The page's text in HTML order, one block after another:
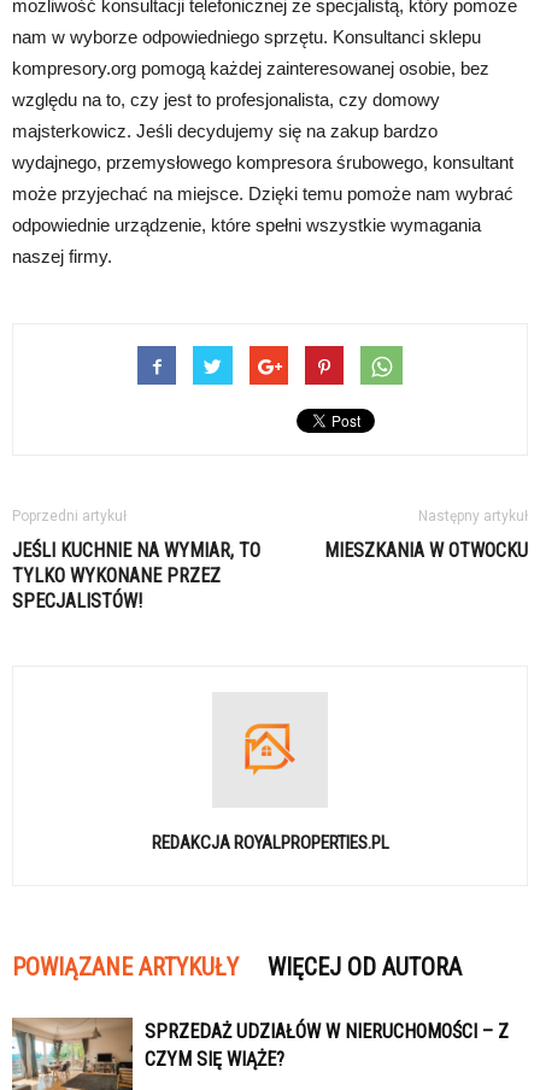
możliwość konsultacji telefonicznej ze specjalistą, który pomoże
nam w wyborze odpowiedniego sprzętu. Konsultanci sklepu
kompresory.org pomogą każdej zainteresowanej osobie, bez
względu na to, czy jest to profesjonalista, czy domowy
majsterkowicz. Jeśli decydujemy się na zakup bardzo
wydajnego, przemysłowego kompresora śrubowego, konsultant
może przyjechać na miejsce. Dzięki temu pomoże nam wybrać
odpowiednie urządzenie, które spełni wszystkie wymagania
naszej firmy.
Poprzedni artykuł
JEŚLI KUCHNIE NA WYMIAR, TO
TYLKO WYKONANE PRZEZ
SPECJALISTÓW!
Następny artykuł
MIESZKANIA W OTWOCKU
REDAKCJA ROYALPROPERTIES.PL
POWIĄZANE ARTYKUŁY WIĘCEJ OD AUTORA
SPRZEDAŻ UDZIAŁÓW W NIERUCHOMOŚCI – Z
CZYM SIĘ WIĄŻE?